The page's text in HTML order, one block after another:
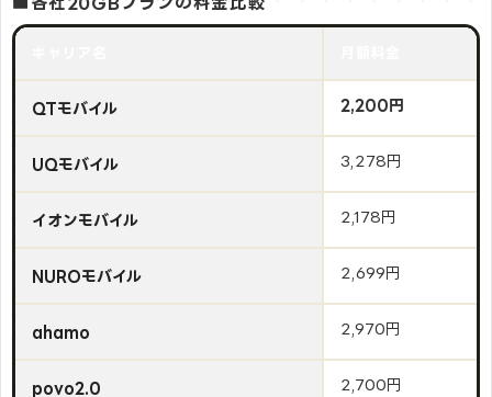
QTモバイル 2,200円
UQモバイル 3,278円
イオンモバイル 2,178円
NUROモバイル 2,699円
ahamo 2,970円
povo2.0 2,700円